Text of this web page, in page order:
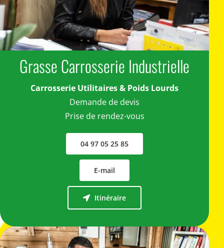
Grasse Carrosserie Industrielle
Carrosserie Utilitaires & Poids Lourds
Demande de devis
Prise de rendez-vous
04 97 05 25 85
E-mail
Itinéraire